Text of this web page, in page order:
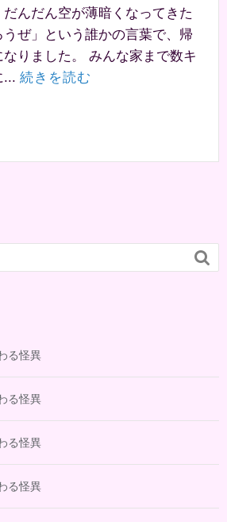
んだん空が薄暗くなってきた
ぜ」という誰かの言葉で、帰
りました。 みんな家まで数キ
... 続きを読む

る怪異
る怪異
る怪異
る怪異